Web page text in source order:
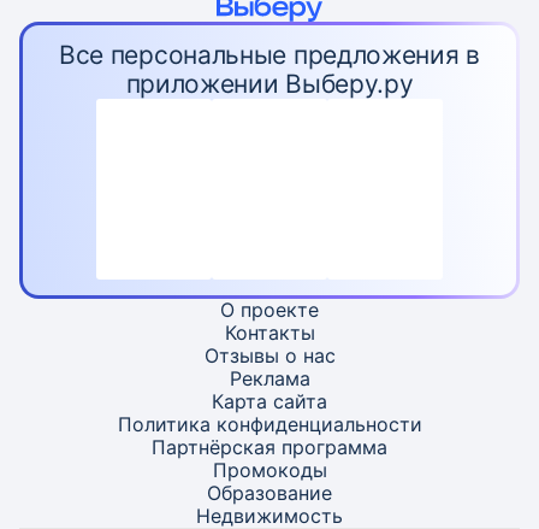
Все персональные предложения в
приложении Выберу.ру
О проекте
Контакты
Отзывы о нас
Реклама
Карта сайта
Политика конфиденциальности
Партнёрская программа
Промокоды
Образование
Недвижимость